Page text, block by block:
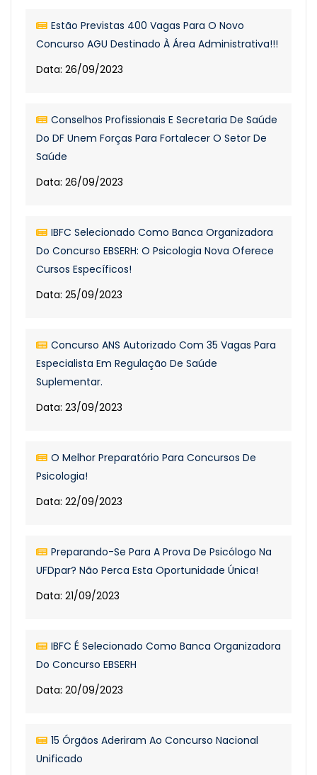
Estão Previstas 400 Vagas Para O Novo
Concurso AGU Destinado À Área Administrativa!!!
Data: 26/09/2023
Conselhos Profissionais E Secretaria De Saúde
Do DF Unem Forças Para Fortalecer O Setor De
Saúde
Data: 26/09/2023
IBFC Selecionado Como Banca Organizadora
Do Concurso EBSERH: O Psicologia Nova Oferece
Cursos Específicos!
Data: 25/09/2023
Concurso ANS Autorizado Com 35 Vagas Para
Especialista Em Regulação De Saúde
Suplementar.
Data: 23/09/2023
O Melhor Preparatório Para Concursos De
Psicologia!
Data: 22/09/2023
Preparando-Se Para A Prova De Psicólogo Na
UFDpar? Não Perca Esta Oportunidade Única!
Data: 21/09/2023
IBFC É Selecionado Como Banca Organizadora
Do Concurso EBSERH
Data: 20/09/2023
15 Órgãos Aderiram Ao Concurso Nacional
Unificado